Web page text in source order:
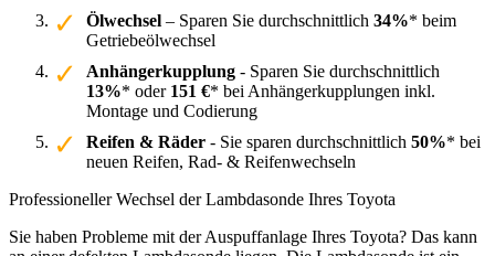
Ölwechsel – Sparen Sie durchschnittlich 34%* beim
Getriebeölwechsel
Anhängerkupplung - Sparen Sie durchschnittlich
13%* oder 151 €* bei Anhängerkupplungen inkl.
Montage und Codierung
Reifen & Räder - Sie sparen durchschnittlich 50%* bei
neuen Reifen, Rad- & Reifenwechseln
Professioneller Wechsel der Lambdasonde Ihres Toyota
Sie haben Probleme mit der Auspuffanlage Ihres Toyota? Das kann